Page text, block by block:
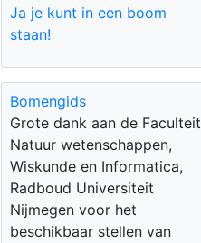
Ja je kunt in een boom
staan!
Bomengids
Grote dank aan de Faculteit
Natuur wetenschappen,
Wiskunde en Informatica,
Radboud Universiteit
Nijmegen voor het
beschikbaar stellen van